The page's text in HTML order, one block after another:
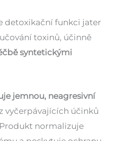
detoxikační funkci jater
toxinů, účinně
syntetickými
jemnou, neagresivní
vyčerpávajících účinků
normalizuje